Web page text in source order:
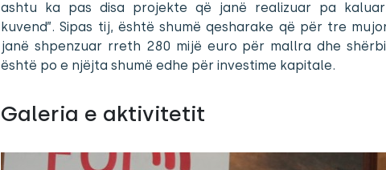
ashtu ka pas disa projekte që janë realizuar pa
kuvend”. Sipas tij, është shumë qesharake që për tre
janë shpenzuar rreth 280 mijë euro për mallra dhe
është po e njëjta shumë edhe për investime kapitale.
Galeria e aktivitetit